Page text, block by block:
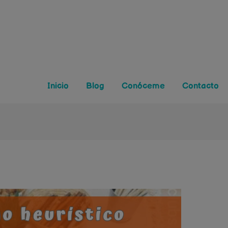
Inicio Blog Conóceme Contacto